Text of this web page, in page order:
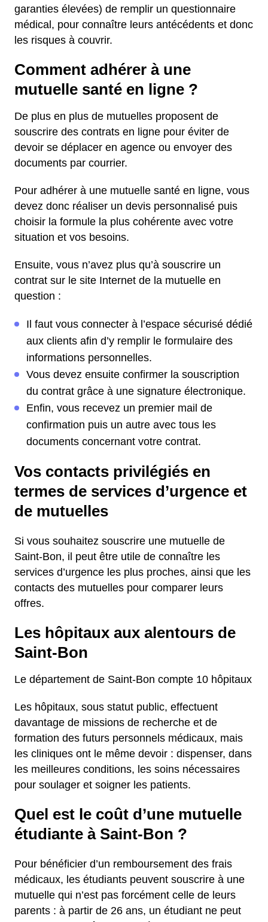
garanties élevées) de remplir un questionnaire
médical, pour connaître leurs antécédents et donc
les risques à couvrir.
Comment adhérer à une
mutuelle santé en ligne ?
De plus en plus de mutuelles proposent de
souscrire des contrats en ligne pour éviter de
devoir se déplacer en agence ou envoyer des
documents par courrier.
Pour adhérer à une mutuelle santé en ligne, vous
devez donc réaliser un devis personnalisé puis
choisir la formule la plus cohérente avec votre
situation et vos besoins.
Ensuite, vous n’avez plus qu’à souscrire un
contrat sur le site Internet de la mutuelle en
question :
Il faut vous connecter à l’espace sécurisé dédié
aux clients afin d’y remplir le formulaire des
informations personnelles.
Vous devez ensuite confirmer la souscription
du contrat grâce à une signature électronique.
Enfin, vous recevez un premier mail de
confirmation puis un autre avec tous les
documents concernant votre contrat.
Vos contacts privilégiés en
termes de services d’urgence et
de mutuelles
Si vous souhaitez souscrire une mutuelle de
Saint-Bon, il peut être utile de connaître les
services d’urgence les plus proches, ainsi que les
contacts des mutuelles pour comparer leurs
offres.
Les hôpitaux aux alentours de
Saint-Bon
Le département de Saint-Bon compte 10 hôpitaux
Les hôpitaux, sous statut public, effectuent
davantage de missions de recherche et de
formation des futurs personnels médicaux, mais
les cliniques ont le même devoir : dispenser, dans
les meilleures conditions, les soins nécessaires
pour soulager et soigner les patients.
Quel est le coût d’une mutuelle
étudiante à Saint-Bon ?
Pour bénéficier d’un remboursement des frais
médicaux, les étudiants peuvent souscrire à une
mutuelle qui n’est pas forcément celle de leurs
parents : à partir de 26 ans, un étudiant ne peut